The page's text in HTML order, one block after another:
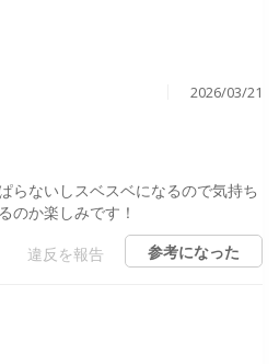
2026/03/21
らないしスベスベになるので気持ち
のか楽しみです！
違反を報告
参考になった